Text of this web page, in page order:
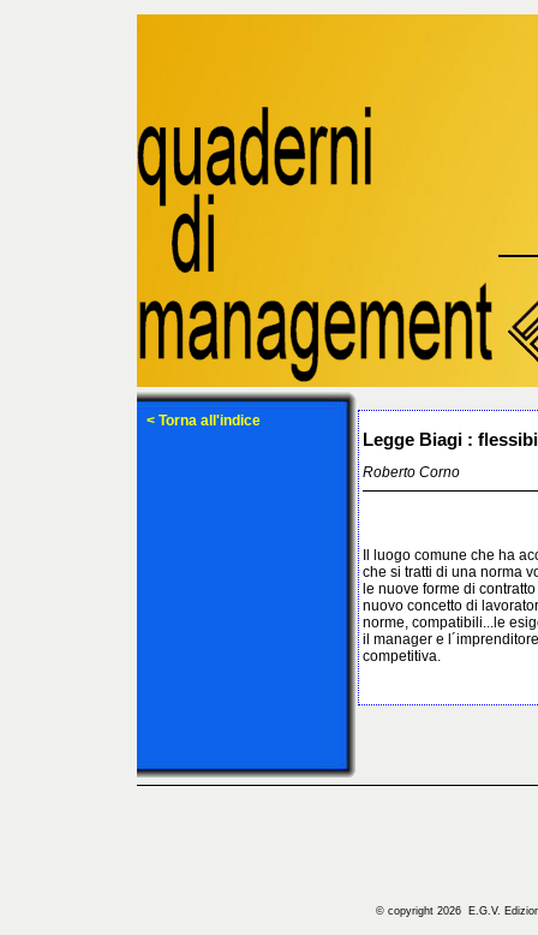
< Torna all'indice
Legge Biagi :
Roberto Corno
Il luogo comune che ha
che si tratti di una norma
le nuove forme di
nuovo concetto di
norme, compatibili...le
il manager e
competitiva.
© copyright 2026 E.G.V.